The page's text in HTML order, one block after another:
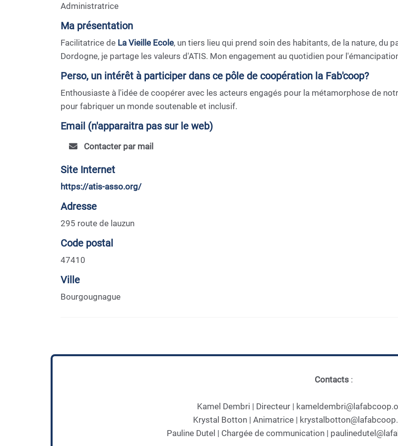
Administratrice
Ma présentation
Facilitatrice de La Vieille Ecole, un tiers lieu qui prend soin des habitants, de la nature, du
Dordogne, je partage les valeurs d'ATIS. Mon engagement au quotidien pour
Perso, un intérêt à participer dans ce pôle de coopération la Fab'coop?
Enthousiaste à l'idée de coopérer avec les acteurs engagés pour la métamorphose de
pour fabriquer un monde soutenable et inclusif.
Email (n'apparaitra pas sur le web)
Contacter par mail
Site Internet
https://atis-asso.org/
Adresse
295 route de lauzun
Code postal
47410
Ville
Bourgougnague
Contacts:
Kamel Dembri | Directeur |
Krystal Botton | Animatrice |
Pauline Dutel | Chargée de communication |